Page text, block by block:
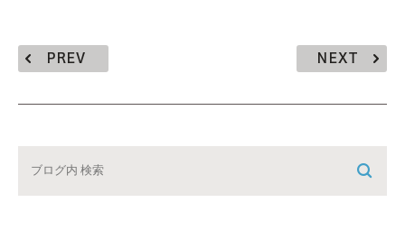
PREV NEXT